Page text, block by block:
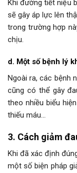
Khi đường tiết niệu
sẽ gây áp lực lên
trong trường hợp
chịu.
d. Một số bệnh lý
Ngoài ra, các bệnh
cũng có thể gây
theo nhiều biểu
thiếu máu…
3. Cách giảm
Khi đã xác định
một số biện pháp